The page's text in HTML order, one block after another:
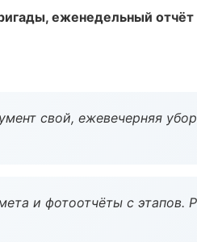
еженедельный отчёт
свой, ежевечерняя
и фотоотчёты с этапов.